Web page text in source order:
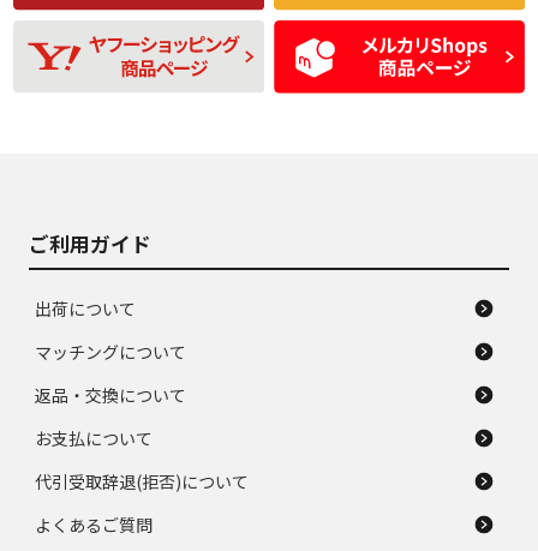
D
使用感や目立つ傷が
あり、一般的な中古
品
D
残り溝も少なく、偏
磨耗がみられ、短期
間使用できるくらい
の中古品
ご利用ガイド
出荷について
マッチングについて
返品・交換について
お支払について
代引受取辞退(拒否)について
よくあるご質問